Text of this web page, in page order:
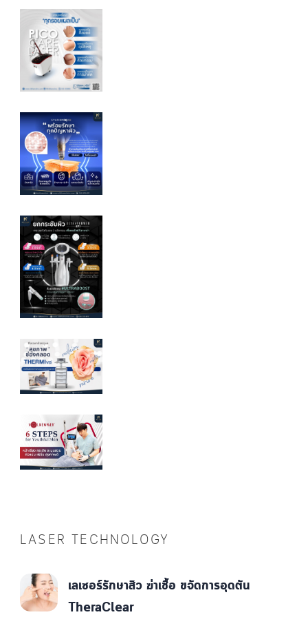
LASER TECHNOLOGY
เลเซอร์รักษาสิว ฆ่าเชื้อ ขจัดการอุดตัน
TheraClear